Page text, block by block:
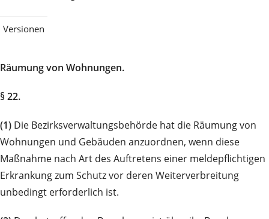
Versionen
Räumung von Wohnungen.
§ 22.
(1) Die Bezirksverwaltungsbehörde hat die Räumung von
Wohnungen und Gebäuden anzuordnen, wenn diese
Maßnahme nach Art des Auftretens einer meldepflichtigen
Erkrankung zum Schutz vor deren Weiterverbreitung
unbedingt erforderlich ist.